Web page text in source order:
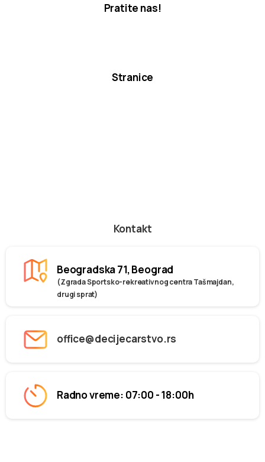
Pratite nas!
Stranice
Kontakt
Beogradska 71, Beograd
(Zgrada Sportsko-rekreativnog centra Tašmajdan,
drugi sprat)
office@decijecarstvo.rs
Radno vreme: 07:00 - 18:00h